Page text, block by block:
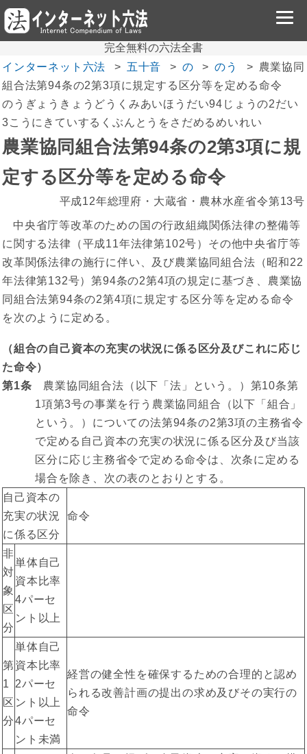
完全無料の六法全書
インターネット六法
五十音 の のう
農業協同
組合法第94条の2第3項に規定する区分等を定める命令
のうぎょうきょうどうくみあいほうだい94じょうの2だい
3こうにきていするくぶんとうをさだめるめいれい
農業協同組合法第94条の2第3項に規
定する区分等を定める命令
平成12年総理府・大蔵省・農林水産省令第13号
中央省庁等改革のための国の行政組織関係法律の整備等
に関する法律（平成11年法律第102号）その他中央省庁等
改革関係法律の施行に伴い、及び農業協同組合法（昭和22
年法律第132号）第94条の2第4項の規定に基づき、農業協
同組合法第94条の2第4項に規定する区分等を定める命令
を次のように定める。
（組合の自己資本の充実の状況に係る区分及びこれに応じ
た命令）
第1条 農業協同組合法（以下「法」という。）第10条第
1項第3号の事業を行う農業協同組合（以下「組合」
という。）についての法第94条の2第3項の主務省令
で定める自己資本の充実の状況に係る区分及び当該
区分に応じ主務省令で定める命令は、次条に定める
場合を除き、次の表のとおりとする。
自己資本の
充実の状況
に係る区分
命令
非
対
象
区
分
単体自己
資本比率
4パーセ
ント以上
第
1
区
分
単体自己
資本比率
2パーセ
ント以上
4パーセ
ント未満
経営の健全性を確保するための合理的と認め
られる改善計画の提出の求め及びその実行の
命令